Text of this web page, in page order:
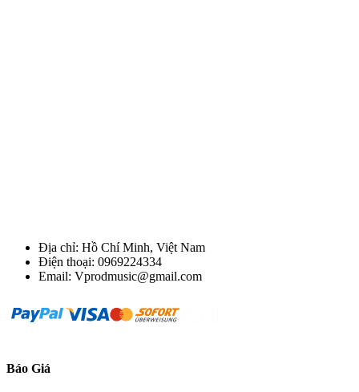
Địa chỉ: Hồ Chí Minh, Việt Nam
Điện thoại: 0969224334
Email: Vprodmusic@gmail.com
Báo Giá